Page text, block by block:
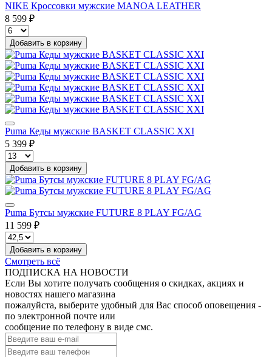
NIKE Кроссовки мужские MANOA LEATHER
8 599 ₽
Добавить в корзину
Puma Кеды мужские BASKET CLASSIC XXI
5 399 ₽
Добавить в корзину
Puma Бутсы мужские FUTURE 8 PLAY FG/AG
11 599 ₽
Добавить в корзину
Смотреть всё
ПОДПИСКА НА НОВОСТИ
Если Вы хотите получать сообщения о скидках, акциях и
новостях нашего магазина
пожалуйста, выберите удобный для Вас способ оповещения -
по электронной почте или
сообщение по телефону в виде смс.